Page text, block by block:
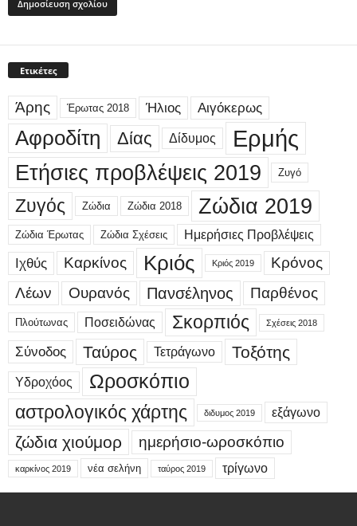
Ετικέτες
Άρης Έρωτας 2018 Ήλιος Αιγόκερως
Αφροδίτη Δίας Δίδυμος Ερμής
Ετήσιες προβλέψεις 2019 Ζυγό
Ζυγός Ζώδια Ζώδια 2018 Ζώδια 2019
Ζώδια Έρωτας Ζώδια Σχέσεις Ημερήσιες Προβλέψεις
Ιχθύς Καρκίνος Κριός Κριός 2019
Κρόνος
Λέων
Ουρανός Πανσέληνος Παρθένος
Πλούτωνας Ποσειδώνας Σκορπιός Σχέσεις 2018
Σύνοδος Ταύρος Τετράγωνο Τοξότης
Υδροχόος Ωροσκόπιο
αστρολογικός χάρτης διδυμος 2019 εξάγωνο
ζώδια χιούμορ ημερήσιο-ωροσκόπιο
καρκίνος 2019 νέα σελήνη ταύρος 2019 τρίγωνο